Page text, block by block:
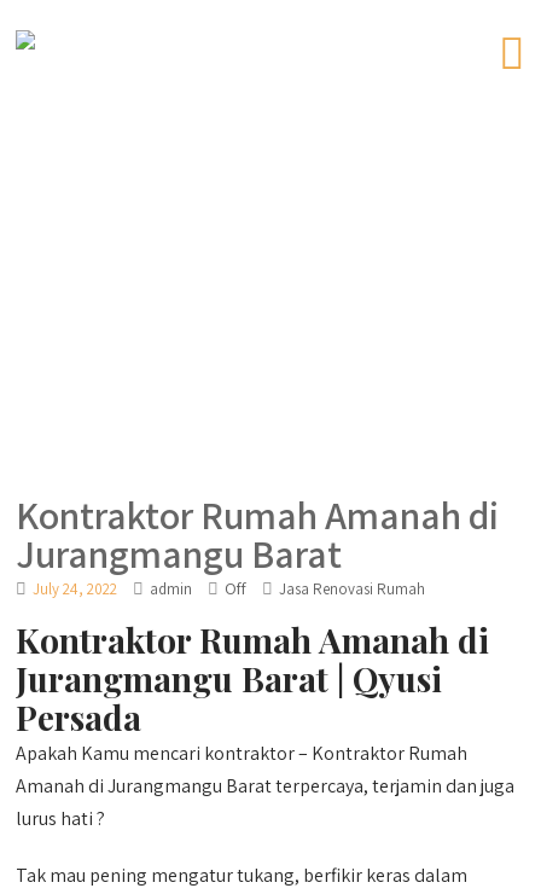
Kontraktor Rumah Amanah di
Jurangmangu Barat
July 24, 2022 admin Off Jasa Renovasi Rumah
Kontraktor Rumah Amanah di
Jurangmangu Barat | Qyusi
Persada
Apakah Kamu mencari kontraktor – Kontraktor Rumah
Amanah di Jurangmangu Barat terpercaya, terjamin dan juga
lurus hati ?
Tak mau pening mengatur tukang, berfikir keras dalam